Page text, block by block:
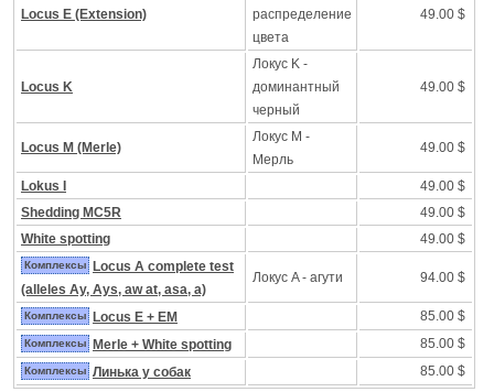
Locus E (Extension)
распределение
цвета
49.00 $
Locus K
Локус K -
доминантный
черный
49.00 $
Locus M (Merle)
Локус M -
Mерль
49.00 $
Lokus I
49.00 $
Shedding MC5R
49.00 $
White spotting
49.00 $
Комплексы
Locus A complete test
(alleles Ay, Ays, aw at, asa, a)
Локус A - агути 94.00 $
Комплексы Locus E + EM 85.00 $
Комплексы Merle + White spotting 85.00 $
Комплексы Линька у собак 85.00 $